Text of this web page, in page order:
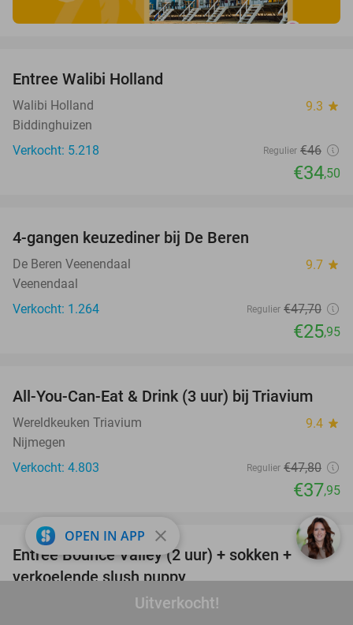
Uitverkocht!
Entree Walibi Holland
Walibi Holland 9.3 star
Biddinghuizen
Verkocht: 5.218
Regulier €46
€34,50
4-gangen keuzediner bij De Beren
De Beren Veenendaal 9.7 star
Veenendaal
Verkocht: 1.264
Regulier €47,70
€25,95
21%
All-You-Can-Eat & Drink (3 uur) bij Triavium
Wereldkeuken Triavium 9.4 star
Nijmegen
Verkocht: 4.803
Regulier €47,80
€37,95
46%
favorite_border
Entree Bounce Valley (2 uur) + sokken +
verkoelende slush puppy
OPEN IN APP close